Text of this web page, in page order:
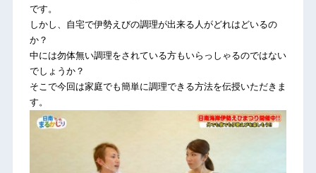
です。
しかし、自宅で伊勢えびの調理が出来る人がどれはどいるの
か？
中には勿体無い調理をされている方もいらっしゃるのではない
でしょうか？
そこで今回は家庭でも簡単に調理できる方法を伝授いただきま
す。